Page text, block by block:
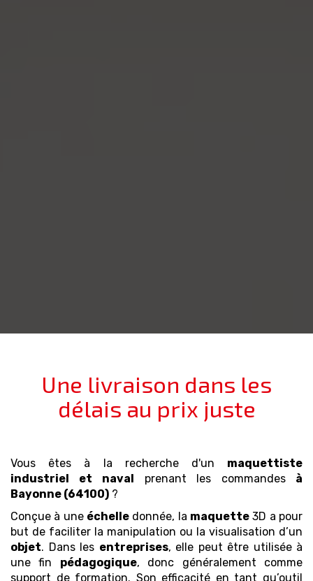
Une livraison dans les
délais au prix juste
Vous êtes à la recherche d'un maquettiste
industriel et naval prenant les commandes
à
Bayonne (64100) ?
Conçue à une échelle donnée, la maquette 3D a pour
but de faciliter la manipulation ou la visualisation d’un
objet. Dans les entreprises, elle peut être utilisée à
une fin pédagogique, donc généralement comme
support de formation. Son efficacité en tant qu’outil